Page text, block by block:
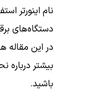
دستگاه‌های
در این مقاله
بیشتر درباره
باشید.